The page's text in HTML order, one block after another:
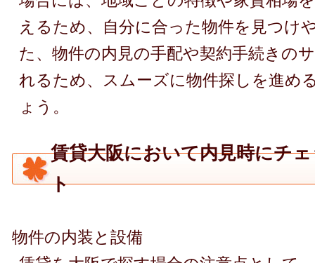
えるため、自分に合った物件を見つけ
た、物件の内見の手配や契約手続きの
れるため、スムーズに物件探しを進め
ょう。
賃貸大阪において内見時にチ
ト
物件の内装と設備